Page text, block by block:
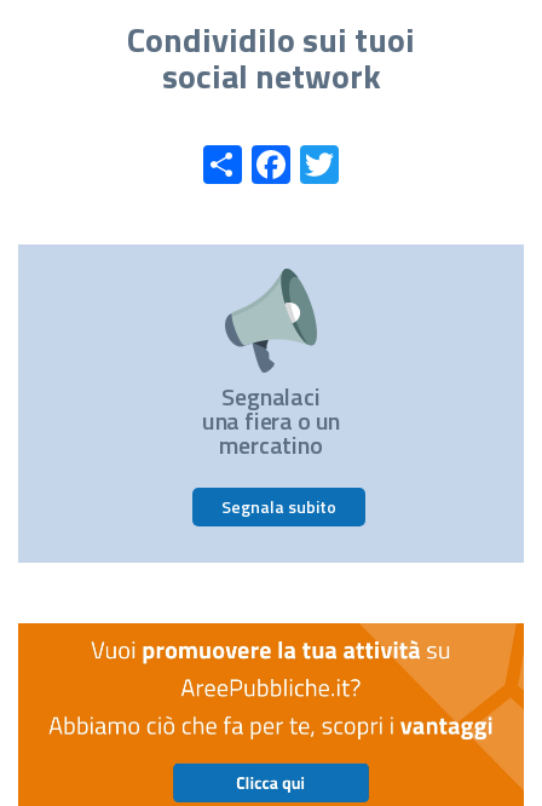
Condividilo sui tuoi
social network
ShareFacebook
Segnalaci
una fiera o un
mercatino
Segnala subito